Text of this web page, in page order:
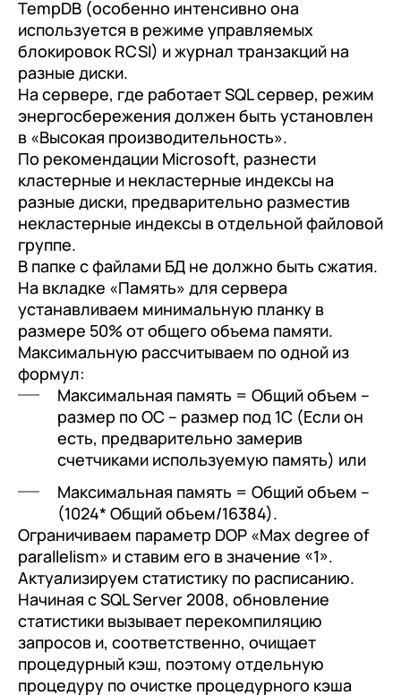
TempDB (особенно интенсивно она
используется в режиме управляемых
блокировок RCSI) и журнал транзакций на
разные диски.
На сервере, где работает SQL сервер, режим
энергосбережения должен быть установлен
в «Высокая производительность».
По рекомендации Microsoft, разнести
кластерные и некластерные индексы на
разные диски, предварительно разместив
некластерные индексы в отдельной файловой
группе.
В папке с файлами БД не должно быть сжатия.
На вкладке «Память» для сервера
устанавливаем минимальную планку в
размере 50% от общего объема памяти.
Максимальную рассчитываем по одной из
формул:
Максимальная память = Общий объем –
размер по ОС – размер под 1С (Если он
есть, предварительно замерив
счетчиками используемую память) или
Максимальная память = Общий объем –
(1024* Общий объем/16384).
Ограничиваем параметр DOP «Max degree of
parallelism» и ставим его в значение «1».
Актуализируем статистику по расписанию.
Начиная с SQL Server 2008, обновление
статистики вызывает перекомпиляцию
запросов и, соответственно, очищает
процедурный кэш, поэтому отдельную
процедуру по очистке процедурного кэша